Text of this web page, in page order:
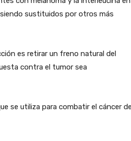
sustituidos por otros más
es retirar un freno natural del
contra el tumor sea
se utiliza para combatir el cáncer